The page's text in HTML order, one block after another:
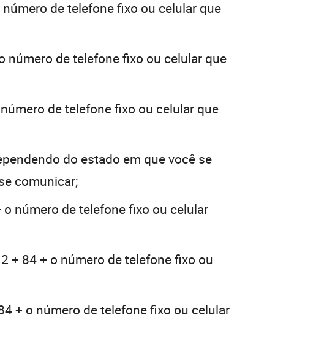
de telefone fixo ou celular que
número de telefone fixo ou celular que
de telefone fixo ou celular que
do estado em que você se
comunicar;
número de telefone fixo ou celular
+ 84 + o número de telefone fixo ou
+ o número de telefone fixo ou celular